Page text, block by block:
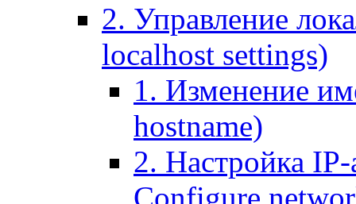
2. Управление
localhost settings)
1. Изменение
hostname)
2. Настройка IP-